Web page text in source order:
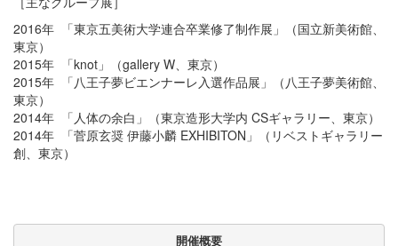
2016年 「東京五美術大学連合卒業修了制作展」（国立新美術館、
東京）
2015年 「knot」（gallery W、東京）
2015年 「八王子夢ビエンナーレ入選作品展」（八王子夢美術館、
東京）
2014年 「人体の余白」（東京造形大学内 CSギャラリー、東京）
2014年 「菅原玄奨 伊藤小麟 EXHIBITON」（リベストギャラリー
創、東京）
開催概要